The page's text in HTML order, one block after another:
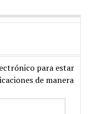
para estar
de manera